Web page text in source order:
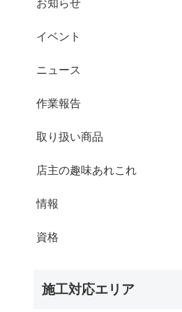
お知らせ
イベント
ニュース
作業報告
取り扱い商品
店主の趣味あれこれ
情報
資格
施工対応エリア